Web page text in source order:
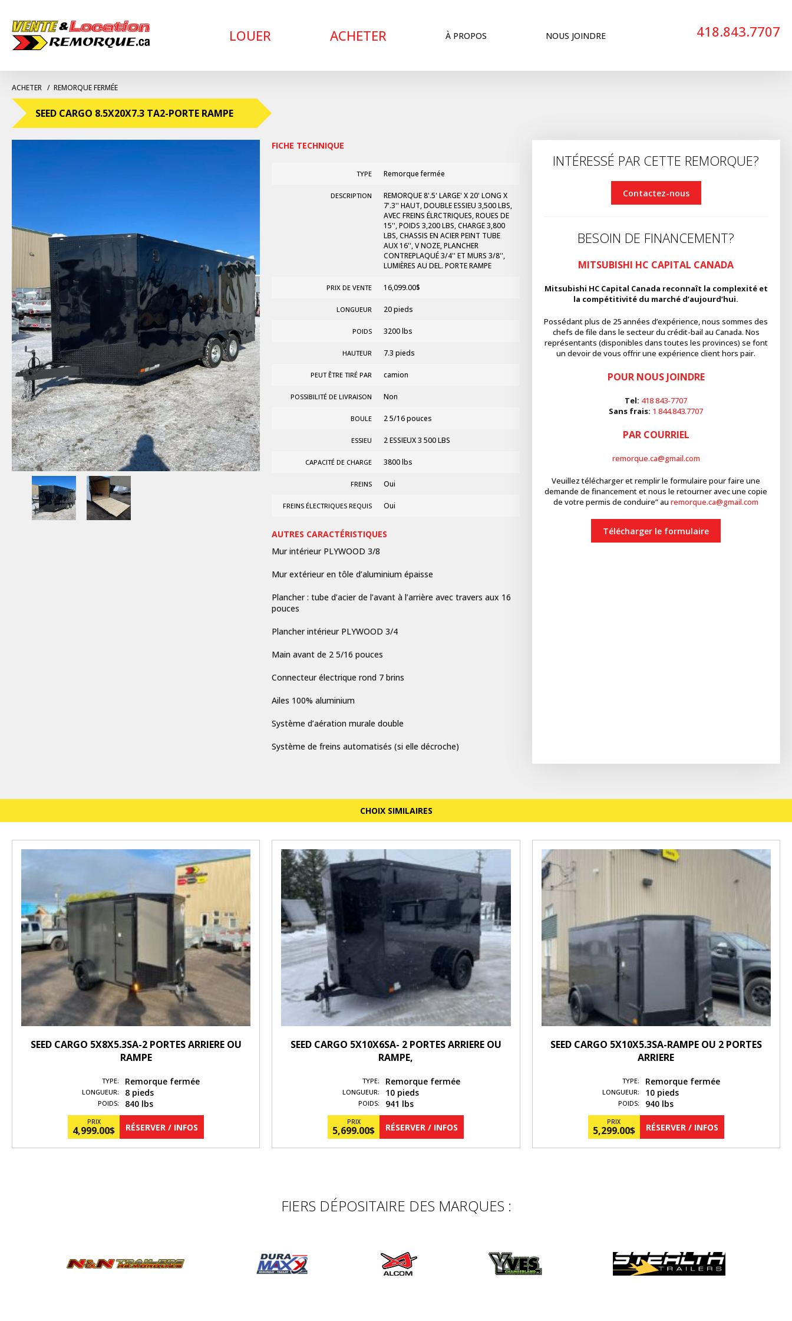
LOUER ACHETER À PROPOS NOUS JOINDRE 418.843.7707
ACHETER REMORQUE FERMÉE
SEED CARGO 8.5X20X7.3 TA2-PORTE RAMPE
FICHE TECHNIQUE
TYPE Remorque fermée
DESCRIPTION
REMORQUE 8'.5' LARGE' X 20' LONG X
7'.3'' HAUT, DOUBLE ESSIEU 3,500 LBS,
AVEC FREINS ÉLRCTRIQUES, ROUES DE
15'', POIDS 3,200 LBS, CHARGE 3,800
LBS, CHASSIS EN ACIER PEINT TUBE
AUX 16'', V NOZE, PLANCHER
CONTREPLAQUÉ 3/4'' ET MURS 3/8'',
LUMIÈRES AU DEL. PORTE RAMPE
PRIX DE VENTE 16,099.00$
LONGUEUR 20 pieds
POIDS 3200 lbs
HAUTEUR 7.3 pieds
PEUT ÊTRE TIRÉ PAR camion
POSSIBILITÉ DE LIVRAISON Non
BOULE 2 5/16 pouces
ESSIEU 2 ESSIEUX 3 500 LBS
CAPACITÉ DE CHARGE 3800 lbs
FREINS Oui
FREINS ÉLECTRIQUES REQUIS Oui
AUTRES CARACTÉRISTIQUES
Mur intérieur PLYWOOD 3/8
Mur extérieur en tôle d’aluminium épaisse
Plancher : tube d’acier de l’avant à l’arrière avec travers aux 16
pouces
Plancher intérieur PLYWOOD 3/4
Main avant de 2 5/16 pouces
Connecteur électrique rond 7 brins
Ailes 100% aluminium
Système d’aération murale double
Système de freins automatisés (si elle décroche)
INTÉRESSÉ PAR CETTE REMORQUE?
Contactez-nous
BESOIN DE FINANCEMENT?
MITSUBISHI HC CAPITAL CANADA
Mitsubishi HC Capital Canada reconnaît la complexité et
la compétitivité du marché d’aujourd’hui.
Possédant plus de 25 années d’expérience, nous sommes des
chefs de file dans le secteur du crédit-bail au Canada. Nos
représentants (disponibles dans toutes les provinces) se font
un devoir de vous offrir une expérience client hors pair.
POUR NOUS JOINDRE
Tel: 418 843-7707
Sans frais: 1 844.843.7707
PAR COURRIEL
remorque.ca@gmail.com
Veuillez télécharger et remplir le formulaire pour faire une
demande de financement et nous le retourner avec une copie
de votre permis de conduire” auremorque.ca@gmail.com
Télécharger le formulaire
CHOIX SIMILAIRES
SEED CARGO 5X8X5.3SA-2 PORTES ARRIERE OU
RAMPE
TYPE: Remorque fermée
LONGUEUR: 8 pieds
POIDS: 840 lbs
PRIX
4,999.00$ RÉSERVER / INFOS
SEED CARGO 5X10X6SA- 2 PORTES ARRIERE OU
RAMPE,
TYPE: Remorque fermée
LONGUEUR: 10 pieds
POIDS: 941 lbs
PRIX
5,699.00$ RÉSERVER / INFOS
SEED CARGO 5X10X5.3SA-RAMPE OU 2 PORTES
ARRIERE
TYPE: Remorque fermée
LONGUEUR: 10 pieds
POIDS: 940 lbs
PRIX
5,299.00$ RÉSERVER / INFOS
FIERS DÉPOSITAIRE DES MARQUES :